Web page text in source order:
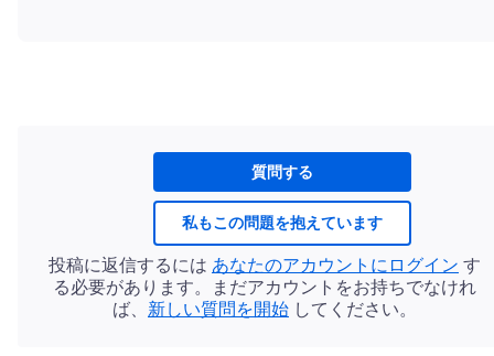
質問する
私もこの問題を抱えています
投稿に返信するには あなたのアカウントにログイン す
る必要があります。まだアカウントをお持ちでなけれ
ば、 新しい質問を開始 してください。